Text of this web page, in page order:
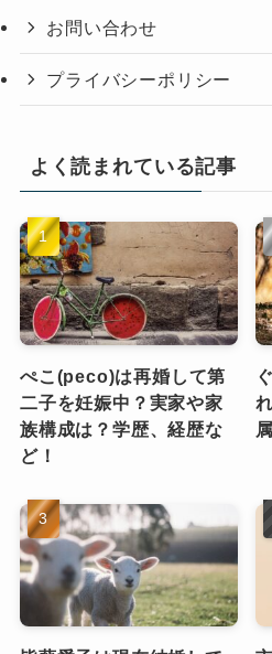
お問い合わせ
プライバシーポリシー
よく読まれている記事
ぺこ(peco)は再婚して第
二子を妊娠中？実家や家
族構成は？学歴、経歴な
ど！